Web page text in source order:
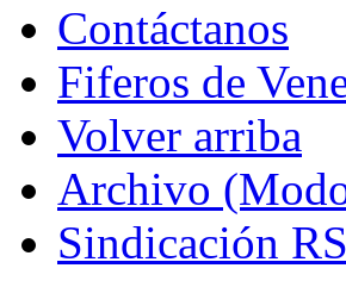
Contáctanos
Fiferos de
Volver arriba
Archivo
Sindicación